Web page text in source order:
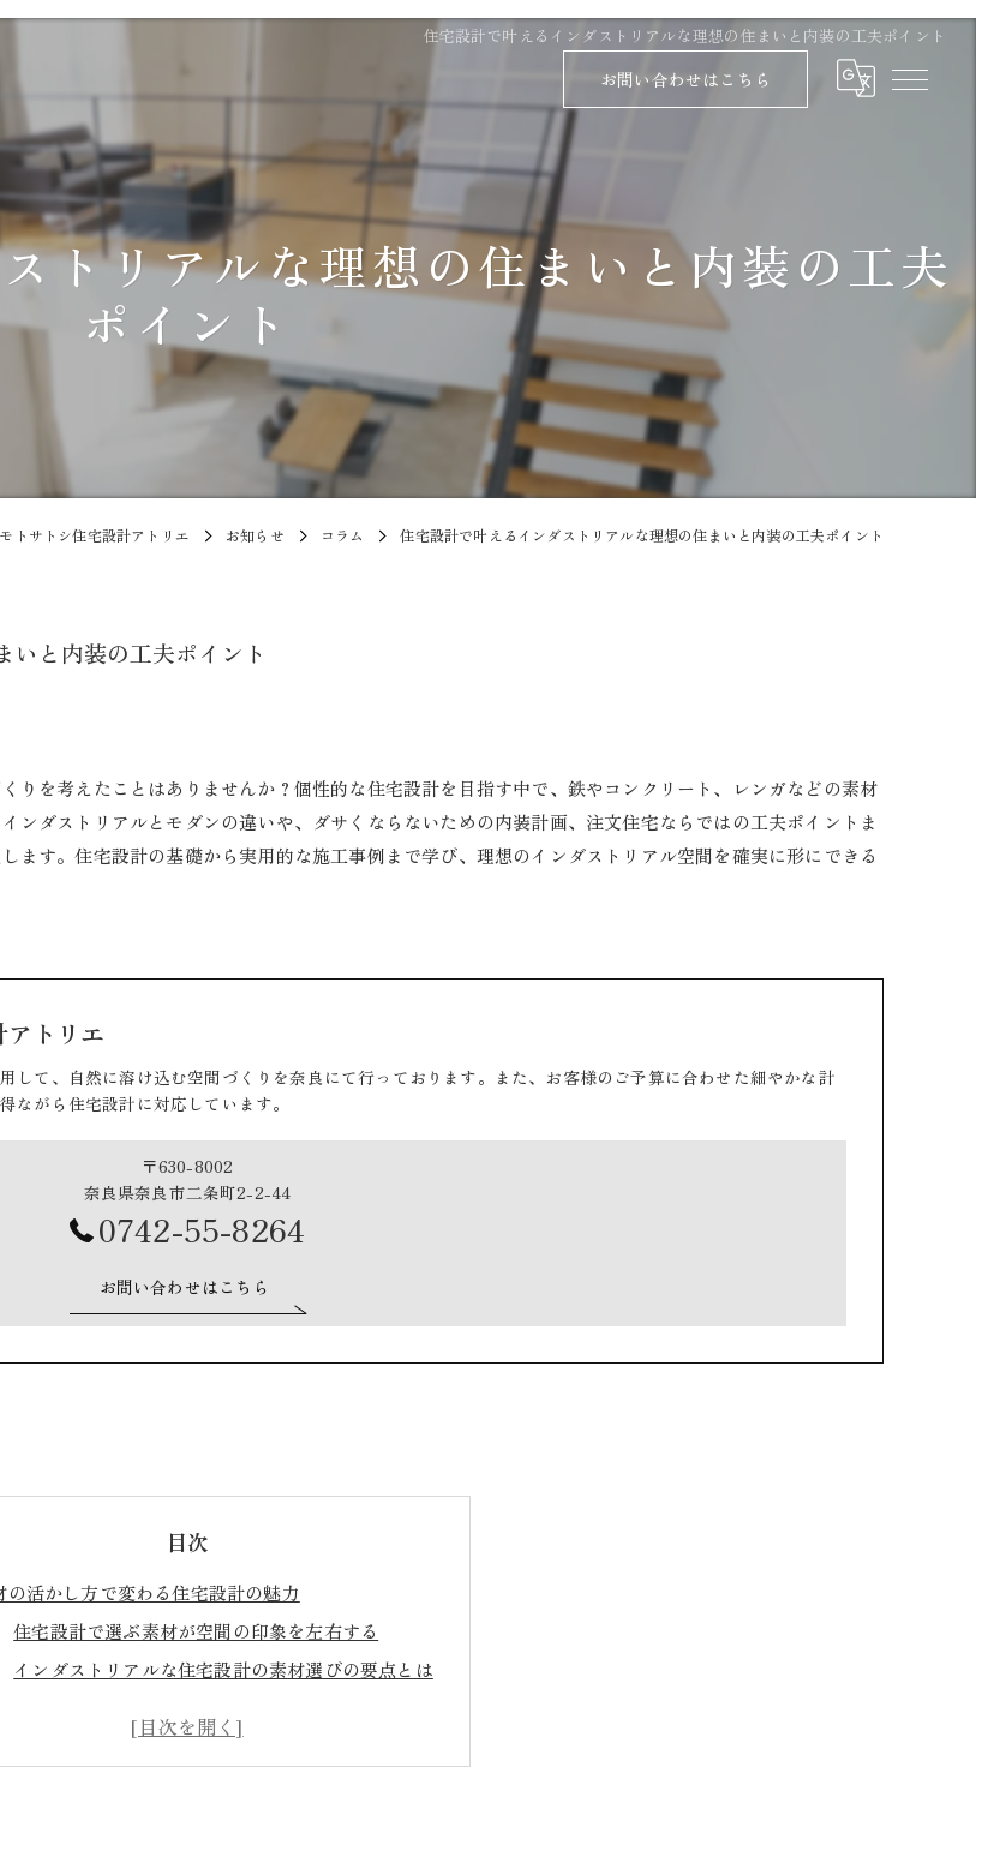
住宅設計で叶えるインダストリアルな理想の住まいと内装の工夫ポイント
お問い合わせはこちら
トリアルな理想の住まいと内装の工夫
ポイント
トサトシ住宅設計アトリエ お知らせ コラム 住宅設計で叶えるインダストリアルな理想の住まいと内装の工夫ポイント
いと内装の工夫ポイント
りを考えたことはありませんか？個性的な住宅設計を目指す中で、鉄やコンクリート、レンガなどの素材
ンダストリアルとモダンの違いや、ダサくならないための内装計画、注文住宅ならではの工夫ポイントま
ます。住宅設計の基礎から実用的な施工事例まで学び、理想のインダストリアル空間を確実に形にできる
アトリエ
して、自然に溶け込む空間づくりを奈良にて行っております。また、お客様のご予算に合わせた細やかな計
ながら住宅設計に対応しています。
〒630-8002
奈良県奈良市二条町2-2-44
0742-55-8264
お問い合わせはこちら
目次
の活かし方で変わる住宅設計の魅力
住宅設計で選ぶ素材が空間の印象を左右する
インダストリアルな住宅設計の素材選びの要点とは
住宅設計で素材の個性を引き出す工夫